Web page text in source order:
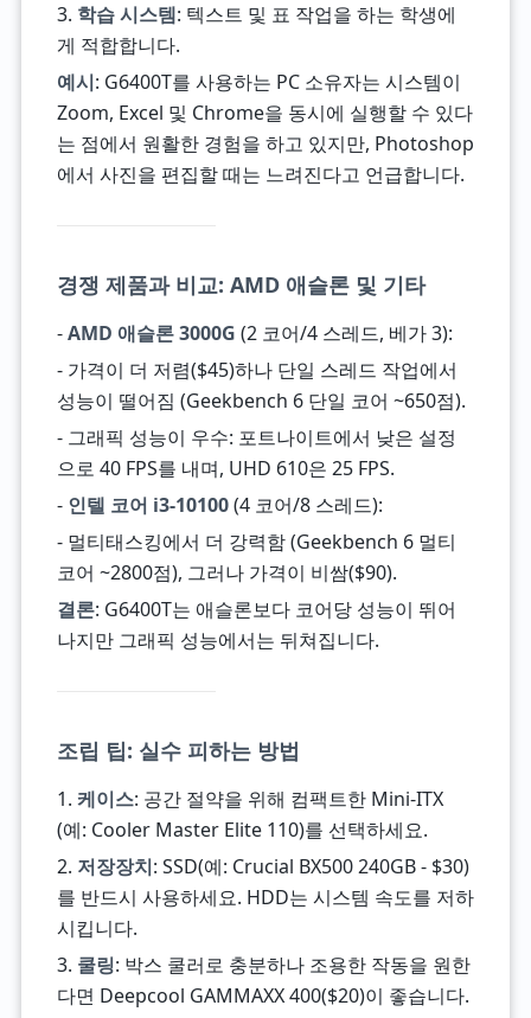
3. 학습 시스템: 텍스트 및 표 작업을 하는 학생에
게 적합합니다.
예시: G6400T를 사용하는 PC 소유자는 시스템이
Zoom, Excel 및 Chrome을 동시에 실행할 수 있다
는 점에서 원활한 경험을 하고 있지만, Photoshop
에서 사진을 편집할 때는 느려진다고 언급합니다.
경쟁 제품과 비교: AMD 애슬론 및 기타
-AMD 애슬론 3000G (2 코어/4 스레드, 베가 3):
- 가격이 더 저렴($45)하나 단일 스레드 작업에서
성능이 떨어짐 (Geekbench 6 단일 코어 ~650점).
- 그래픽 성능이 우수: 포트나이트에서 낮은 설정
으로 40 FPS를 내며, UHD 610은 25 FPS.
- 인텔 코어 i3-10100(4 코어/8 스레드):
- 멀티태스킹에서 더 강력함 (Geekbench 6 멀티
코어 ~2800점), 그러나 가격이 비쌈($90).
결론: G6400T는 애슬론보다 코어당 성능이 뛰어
나지만 그래픽 성능에서는 뒤쳐집니다.
조립 팁: 실수 피하는 방법
1. 케이스: 공간 절약을 위해 컴팩트한 Mini-ITX
(예: Cooler Master Elite 110)를 선택하세요.
2. 저장장치: SSD(예: Crucial BX500 240GB - $30)
를 반드시 사용하세요. HDD는 시스템 속도를 저하
시킵니다.
3. 쿨링: 박스 쿨러로 충분하나 조용한 작동을 원한
다면 Deepcool GAMMAXX 400($20)이 좋습니다.